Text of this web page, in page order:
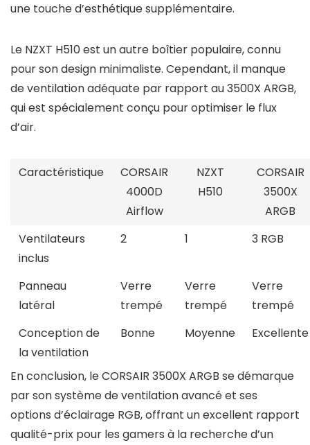
une touche d’esthétique supplémentaire.
Le NZXT H510 est un autre boîtier populaire, connu
pour son design minimaliste. Cependant, il manque
de ventilation adéquate par rapport au 3500X ARGB,
qui est spécialement conçu pour optimiser le flux
d’air.
Caractéristique
CORSAIR
4000D
Airflow
NZXT
H510
CORSAIR
3500X
ARGB
Ventilateurs
inclus
2 1 3 RGB
Panneau
latéral
Verre
trempé
Verre
trempé
Verre
trempé
Conception de
la ventilation
Bonne Moyenne Excellente
En conclusion, le CORSAIR 3500X ARGB se démarque
par son système de ventilation avancé et ses
options d’éclairage RGB, offrant un excellent rapport
qualité-prix pour les gamers à la recherche d’un